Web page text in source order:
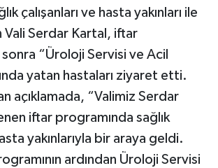
çalışanları ve hasta yakınları ile
Vali Serdar Kartal, iftar
“Üroloji Servisi ve Acil
yatan hastaları ziyaret etti.
açıklamada, “Valimiz Serdar
iftar programında sağlık
yakınlarıyla bir araya geldi.
ardından Üroloji Servisi